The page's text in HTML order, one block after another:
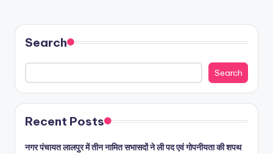
Search
Search
Recent Posts
नगर पंचायत लालपुर में तीन नामित सभासदों ने ली पद एवं गोपनीयता की शपथ